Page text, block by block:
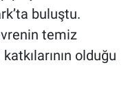
buluştu.
temiz
olduğu